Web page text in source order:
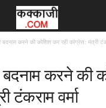
करने की कोशिश कर रही कांग्रेस: मंत्री
करने की
टंकराम वर्मा